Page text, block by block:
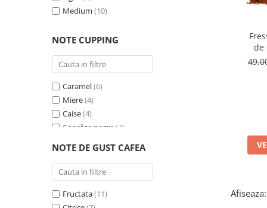
Medium (10)
NOTE CUPPING
Caramel(6)
Miere(4)
Caise(4)
Coacăze negre (4)
After taste lung (3)
Alune de pădure
Căpșune(2)
Portocală (2)
NOTE DE GUST CAFEA
Fructata(11)
de
Afiseaza: